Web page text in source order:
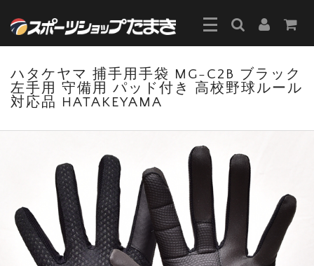
ハタケヤマ 捕手用手袋 MG-C2B ブラック
左手用 守備用 パッド付き 高校野球ルール
対応品 HATAKEYAMA